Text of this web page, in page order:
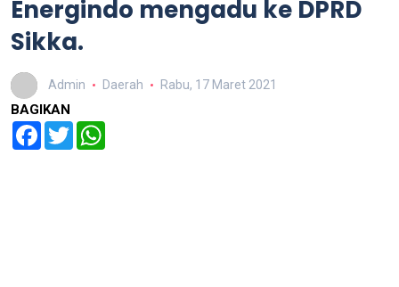
Energindo mengadu ke DPRD
Sikka.
Admin Daerah Rabu, 17 Maret 2021
BAGIKAN
Facebook
Twitter